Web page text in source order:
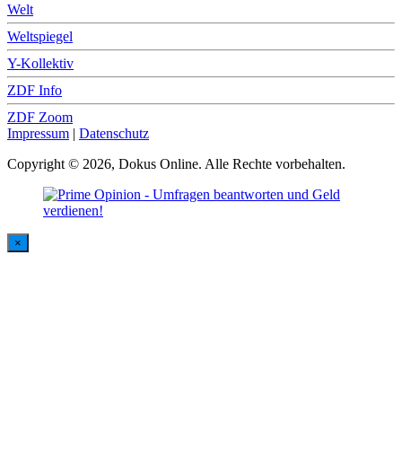
Welt
Weltspiegel
Y-Kollektiv
ZDF Info
ZDF Zoom
Impressum | Datenschutz
Copyright © 2026, Dokus Online. Alle Rechte vorbehalten.
×